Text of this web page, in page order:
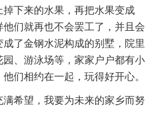
下来的水果，再把水果变成
们就再也不会罢工了，并且会
了金钢水泥构成的别墅，院里
、游泳场等，家家户户都有小
们相约在一起，玩得好开心。
希望，我要为未来的家乡而努